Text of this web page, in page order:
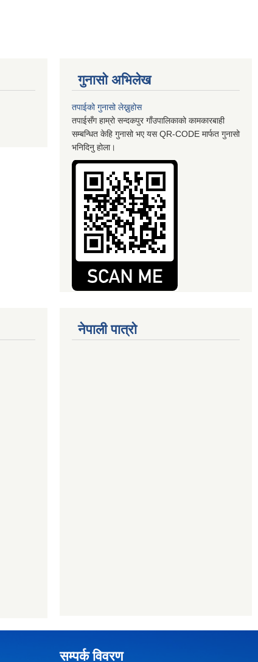
गुनासो अभिलेख
तपाईको गुनासो लेख्नुहोस
तपाईसँग हाम्रो सन्दकपुर गाँउपालिकाको कामकारबाही
सम्बन्धित केहि गुनासो भए यस QR-CODE मार्फत गुनासो
भनिदिनु होला।
नेपाली पात्रो
सम्पर्क विवरण